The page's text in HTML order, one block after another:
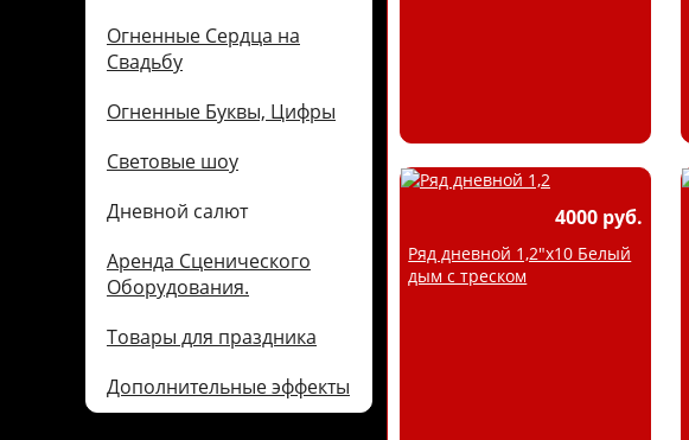
Огненные Сердца на
Свадьбу
Огненные Буквы, Цифры
Световые шоу
Дневной салют
Аренда Сценического
Оборудования.
Товары для праздника
Дополнительные эффекты
4000 руб.
Ряд дневной 1,2"х10 Белый
дым с треском